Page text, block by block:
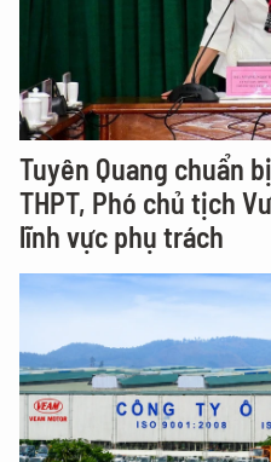
Tuyên Quang chuẩn
THPT, Phó chủ tịch
lĩnh vực phụ trách